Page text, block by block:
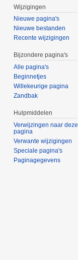
Wijzigingen
Nieuwe pagina's
Nieuwe bestanden
Recente wijzigingen
Bijzondere pagina's
Alle pagina's
Beginnetjes
Willekeurige pagina
Zandbak
Hulpmiddelen
Verwijzingen naar deze
pagina
Verwante wijzigingen
Speciale pagina's
Paginagegevens